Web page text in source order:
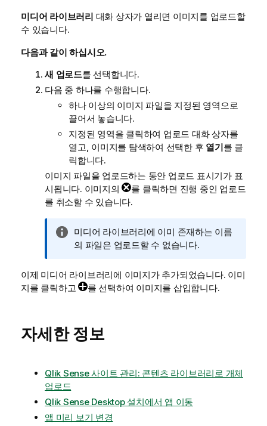
미디어 라이브러리 대화 상자가 열리면 이미지를 업로드할
수 있습니다.
다음과 같이 하십시오.
새 업로드를 선택합니다.
다음 중 하나를 수행합니다.
하나 이상의 이미지 파일을 지정된 영역으로
끌어서 놓습니다.
지정된 영역을 클릭하여 업로드 대화 상자를
열고, 이미지를 탐색하여 선택한 후 열기를 클
릭합니다.
이미지 파일을 업로드하는 동안 업로드 표시기가 표
시됩니다. 이미지의
를 클릭하면 진행 중인 업로드
를 취소할 수 있습니다.
정
보
모
미디어 라이브러리에 이미 존재하는 이름
의 파일은 업로드할 수 없습니다.
이제 미디어 라이브러리에 이미지가 추가되었습니다. 이미
지를 클릭하고
를 선택하여 이미지를 삽입합니다.
자세한 정보
Qlik Sense 사이트 관리: 콘텐츠 라이브러리로 개체
업로드
Qlik Sense Desktop 설치에서 앱 이동
앱 미리 보기 변경